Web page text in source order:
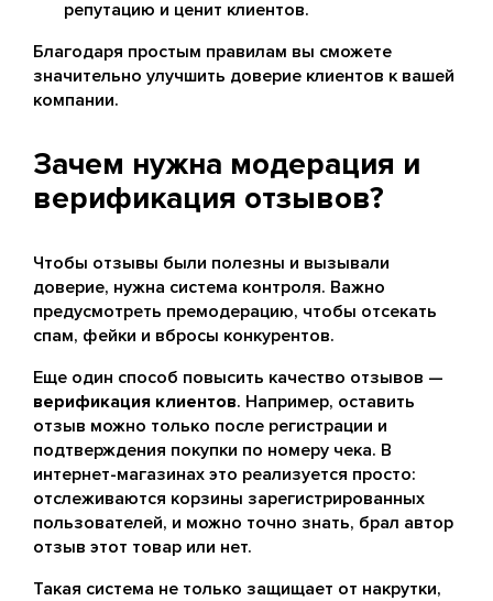
репутацию и ценит клиентов.
Благодаря простым правилам вы сможете
значительно улучшить доверие клиентов к вашей
компании.
Зачем нужна модерация и
верификация отзывов?
Чтобы отзывы были полезны и вызывали
доверие, нужна система контроля. Важно
предусмотреть премодерацию, чтобы отсекать
спам, фейки и вбросы конкурентов.
Еще один способ повысить качество отзывов —
верификация клиентов. Например, оставить
отзыв можно только после регистрации и
подтверждения покупки по номеру чека. В
интернет-магазинах это реализуется просто:
отслеживаются корзины зарегистрированных
пользователей, и можно точно знать, брал автор
отзыв этот товар или нет.
Такая система не только защищает от накрутки,